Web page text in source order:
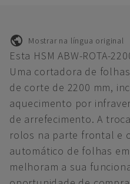
Mostrar na língua original
Esta HSM ABW-ROTA-
Uma cortadora de
de corte de 2200 mm,
aquecimento por
de arrefecimento. A
rolos na parte frontal e
automático de folhas
melhoram a sua